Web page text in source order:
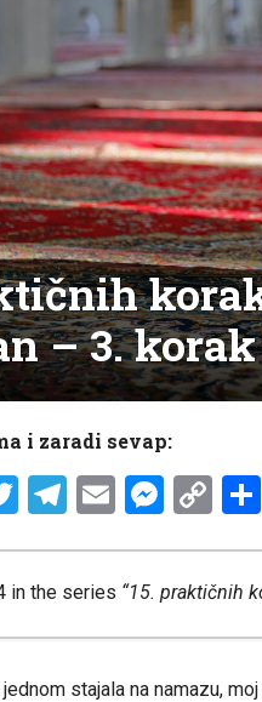
– 3.
i zaradi sevap:
Twitter
Telegram
Email
in the series “15. praktičnih
koraka kako dočekati
stajala na namazu,